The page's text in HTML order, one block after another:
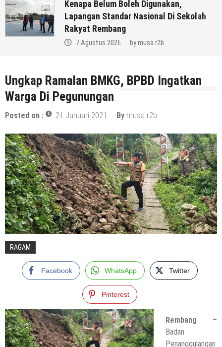
Kenapa Belum Boleh Digunakan,
Lapangan Standar Nasional Di Sekolah
Rakyat Rembang
by musa r2b
Ungkap Ramalan BMKG, BPBD Ingatkan
Warga Di Pegunungan
Posted on : 21 Januari 2021 By musa r2b
RAGAM
Facebook WhatsApp Twitter
Pinterest
Rembang –
Badan
Penanggulangan